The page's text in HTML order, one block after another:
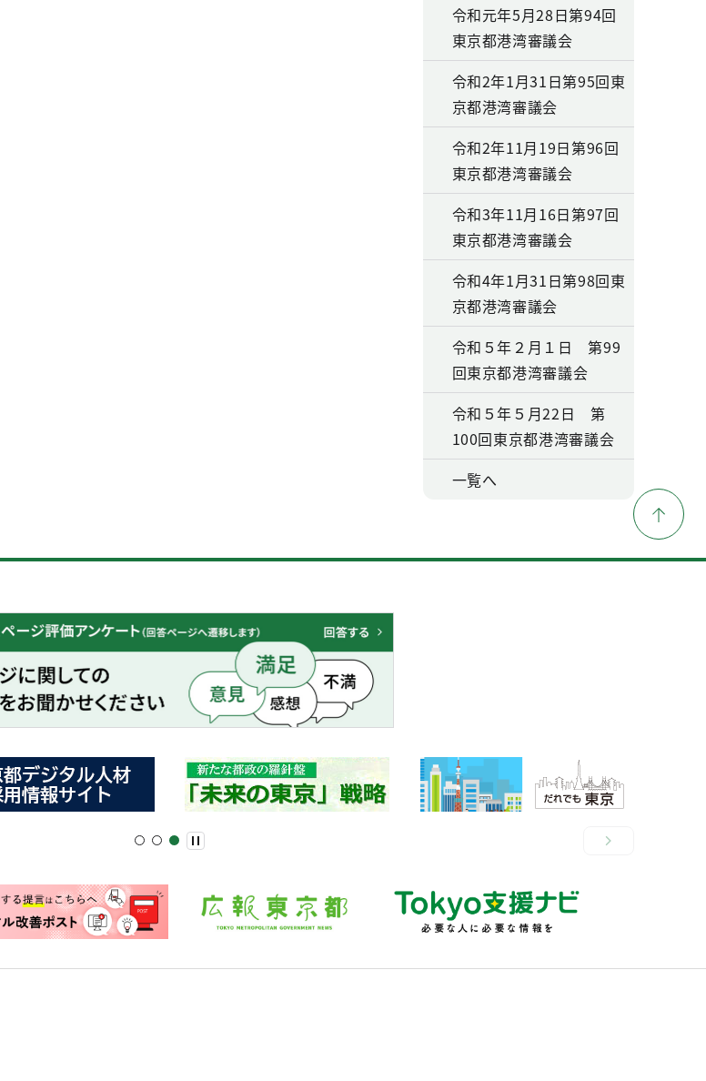
令和元年5月28日第94回
東京都港湾審議会
令和2年1月31日第95回東
京都港湾審議会
令和2年11月19日第96回
東京都港湾審議会
令和3年11月16日第97回
東京都港湾審議会
令和4年1月31日第98回東
京都港湾審議会
令和５年２月１日 第99
回東京都港湾審議会
令和５年５月22日 第
100回東京都港湾審議会
一覧へ